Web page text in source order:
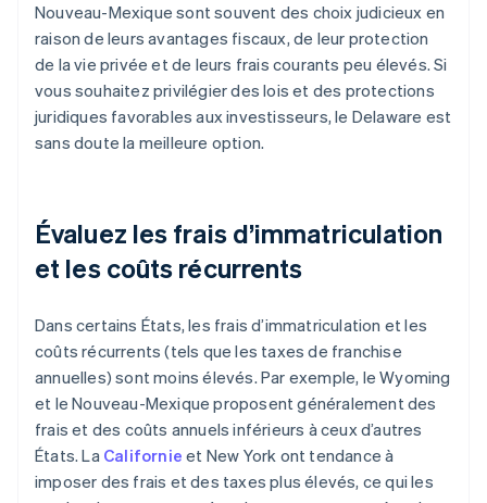
Nouveau-Mexique sont souvent des choix judicieux en
raison de leurs avantages fiscaux, de leur protection
de la vie privée et de leurs frais courants peu élevés. Si
vous souhaitez privilégier des lois et des protections
juridiques favorables aux investisseurs, le Delaware est
sans doute la meilleure option.
Évaluez les frais d’immatriculation
et les coûts récurrents
Dans certains États, les frais d’immatriculation et les
coûts récurrents (tels que les taxes de franchise
annuelles) sont moins élevés. Par exemple, le Wyoming
et le Nouveau-Mexique proposent généralement des
frais et des coûts annuels inférieurs à ceux d’autres
États. La Californie et New York ont tendance à
imposer des frais et des taxes plus élevés, ce qui les